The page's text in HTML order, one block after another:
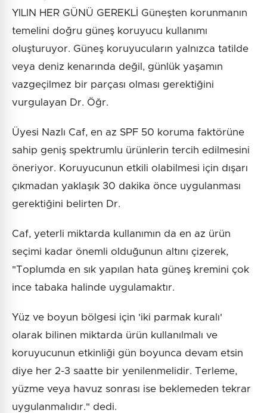
YILIN HER GÜNÜ GEREKLİ Güneşten korunmanın
temelini doğru güneş koruyucu kullanımı
oluşturuyor. Güneş koruyucuların yalnızca tatilde
veya deniz kenarında değil, günlük yaşamın
vazgeçilmez bir parçası olması gerektiğini
vurgulayan Dr. Öğr.
Üyesi Nazlı Caf, en az SPF 50 koruma faktörüne
sahip geniş spektrumlu ürünlerin tercih edilmesini
öneriyor. Koruyucunun etkili olabilmesi için dışarı
çıkmadan yaklaşık 30 dakika önce uygulanması
gerektiğini belirten Dr.
Caf, yeterli miktarda kullanımın da en az ürün
seçimi kadar önemli olduğunun altını çizerek,
"Toplumda en sık yapılan hata güneş kremini çok
ince tabaka halinde uygulamaktır.
Yüz ve boyun bölgesi için 'iki parmak kuralı'
olarak bilinen miktarda ürün kullanılmalı ve
koruyucunun etkinliği gün boyunca devam etsin
diye her 2-3 saatte bir yenilenmelidir. Terleme,
yüzme veya havuz sonrası ise beklemeden tekrar
uygulanmalıdır." dedi.